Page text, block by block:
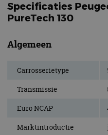
Specificaties
PureTech 130
Algemeen
Carrosserietype
Transmissie
Euro NCAP
Marktintroductie